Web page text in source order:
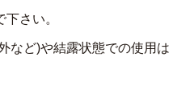
さい。
など)や結露状態での使用は